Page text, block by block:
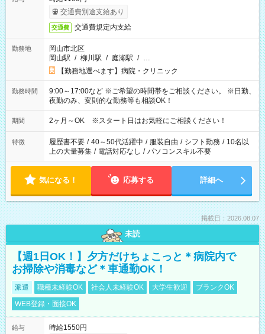
交通費別途支給あり
交通費 交通費規定内支給
勤務地
岡山市北区
岡山駅 / 柳川駅 / 庭瀬駅 / …
【勤務地選べます】病院・クリニック
勤務時間
9:00～17:00など ※ご希望の時間帯をご相談ください。 ※日勤、
夜勤のみ、変則的な勤務等も相談OK！
期間 2ヶ月～OK ※スタート日はお気軽にご相談ください！
特徴 履歴書不要 / 40～50代活躍中 / 服装自由 / シフト勤務 / 10名以
上の大量募集 / 電話対応なし / パソコンスキル不要
気になる！ 応募する 詳細へ
掲載日：2026.08.07
未読
【週1日OK！】夕方だけちょこっと＊病院内で
お掃除や消毒など＊車通勤OK！
派遣 職種未経験OK 社会人未経験OK 大学生歓迎
ブランクOK
WEB登録・面接OK
給与 時給1550円